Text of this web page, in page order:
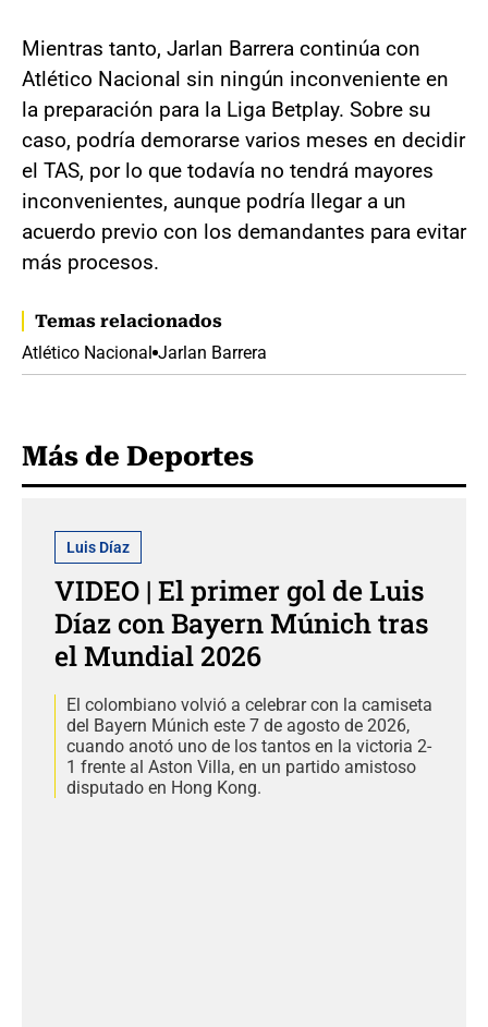
Mientras tanto, Jarlan Barrera continúa con
Atlético Nacional sin ningún inconveniente en
la preparación para la Liga Betplay. Sobre su
caso, podría demorarse varios meses en decidir
el TAS, por lo que todavía no tendrá mayores
inconvenientes, aunque podría llegar a un
acuerdo previo con los demandantes para evitar
más procesos.
Temas relacionados
Atlético Nacional Jarlan Barrera
Más de Deportes
Luis Díaz
VIDEO | El primer gol de Luis
Díaz con Bayern Múnich tras
el Mundial 2026
El colombiano volvió a celebrar con la camiseta
del Bayern Múnich este 7 de agosto de 2026,
cuando anotó uno de los tantos en la victoria 2-
1 frente al Aston Villa, en un partido amistoso
disputado en Hong Kong.